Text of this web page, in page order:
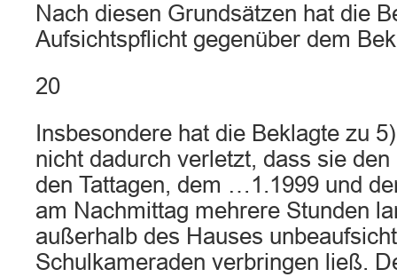
Nach diesen Grundsätzen hat die
Aufsichtspflicht gegenüber dem
20
Insbesondere hat die Beklagte zu
nicht dadurch verletzt, dass sie
den Tattagen, dem …1.1999 und
am Nachmittag mehrere Stunden
außerhalb des Hauses
Schulkameraden verbringen ließ.